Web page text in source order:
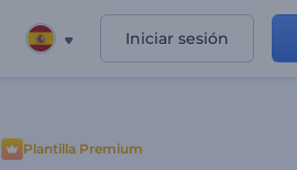
Iniciar sesión
Plantilla Premium